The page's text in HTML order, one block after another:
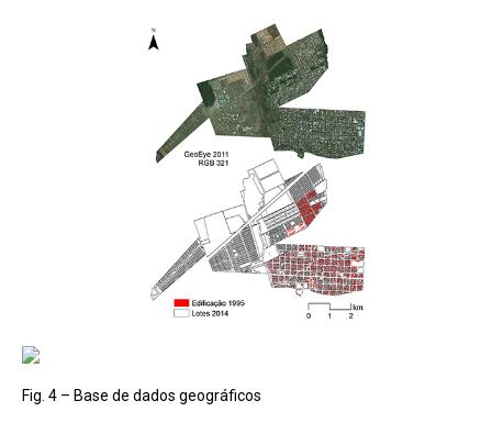
Fig. 4 – Base de dados geográficos